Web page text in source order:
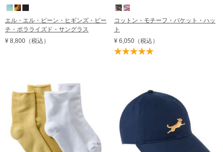
エル・エル・ビーン・ヒギンズ・ビー
チ・ポラライズド・サングラス
¥ 8,800 （税込）
コットン・モチーフ・バケット・ハッ
ト
¥ 6,050（税込）